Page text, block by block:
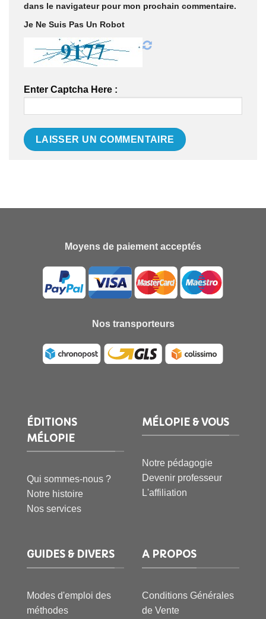
dans le navigateur pour mon prochain commentaire.
Je Ne Suis Pas Un Robot
Enter Captcha Here :
Moyens de paiement acceptés
Nos transporteurs
ÉDITIONS
MÉLOPIE
Qui sommes-nous ?
Notre histoire
Nos services
MÉLOPIE & VOUS
Notre pédagogie
Devenir professeur
L'affiliation
GUIDES & DIVERS
Modes d'emploi des
méthodes
A PROPOS
Conditions Générales
de Vente